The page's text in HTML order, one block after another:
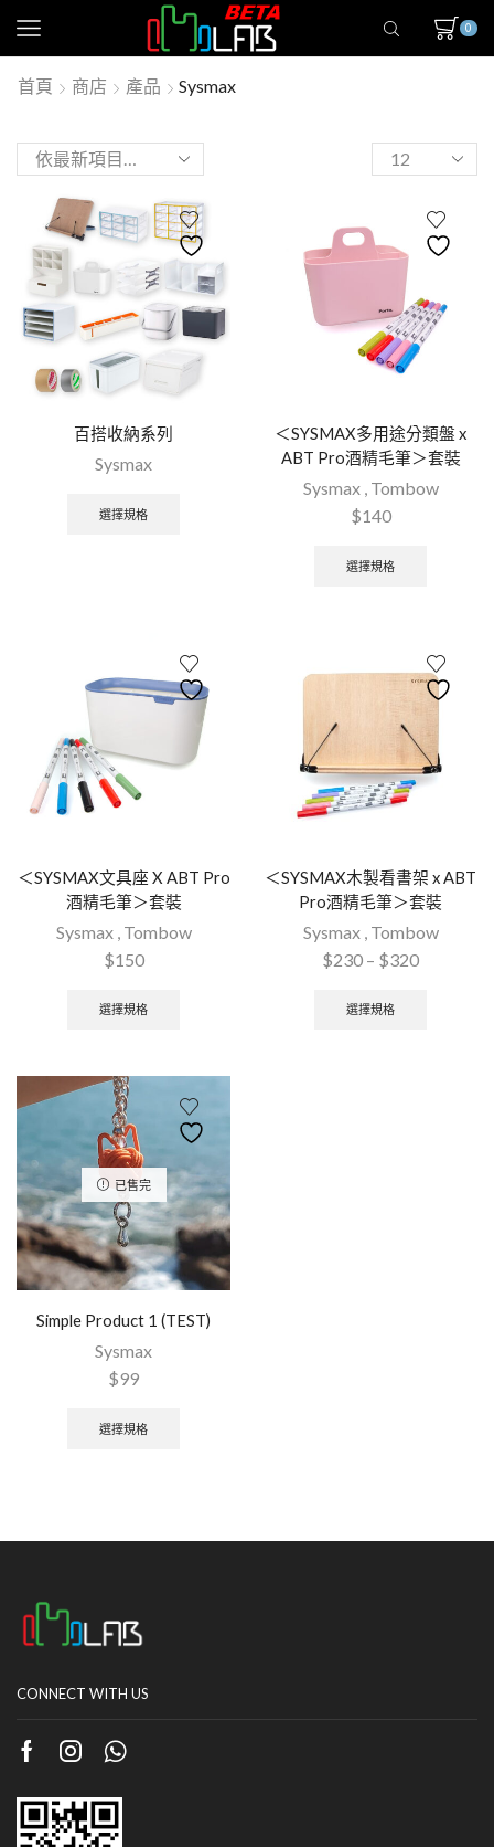
0
首頁 商店 產品 Sysmax
百搭收納系列
Sysmax
選擇規格
＜SYSMAX多用途分類盤 x
ABT Pro酒精毛筆＞套裝
Sysmax, Tombow
$140
選擇規格
＜SYSMAX文具座 X ABT Pro
酒精毛筆＞套裝
Sysmax, Tombow
$150
選擇規格
＜SYSMAX木製看書架 x ABT
Pro酒精毛筆＞套裝
Sysmax, Tombow
$230 – $320
選擇規格
已售完
Simple Product 1 (TEST)
Sysmax
$99
選擇規格
CONNECT WITH US